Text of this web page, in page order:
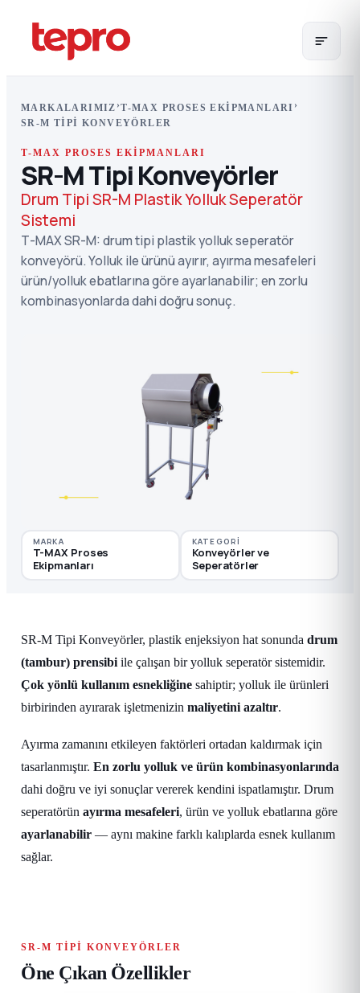
MARKALARIMIZ ›T-MAX PROSES EKIPMANLARI ›
SR-M TIPI KONVEYÖRLER
T-MAX PROSES EKIPMANLARI
SR-M Tipi Konveyörler
Drum Tipi SR-M Plastik Yolluk Seperatör
Sistemi
T-MAX SR-M: drum tipi plastik yolluk seperatör
konveyörü. Yolluk ile ürünü ayırır, ayırma mesafeleri
ürün/yolluk ebatlarına göre ayarlanabilir; en zorlu
kombinasyonlarda dahi doğru sonuç.
MARKA
T-MAX Proses
Ekipmanları
KATEGORI
Konveyörler ve
Seperatörler
SR-M Tipi Konveyörler, plastik enjeksiyon hat sonunda drum
(tambur) prensibi ile çalışan bir yolluk seperatör sistemidir.
Çok yönlü kullanım esnekliğine sahiptir; yolluk ile ürünleri
birbirinden ayırarak işletmenizin maliyetini azaltır.
Ayırma zamanını etkileyen faktörleri ortadan kaldırmak için
tasarlanmıştır. En zorlu yolluk ve ürün kombinasyonlarında
dahi doğru ve iyi sonuçlar vererek kendini ispatlamıştır. Drum
seperatörün ayırma mesafeleri, ürün ve yolluk ebatlarına göre
ayarlanabilir — aynı makine farklı kalıplarda esnek kullanım
sağlar.
SR-M TIPI KONVEYÖRLER
Öne Çıkan Özellikler